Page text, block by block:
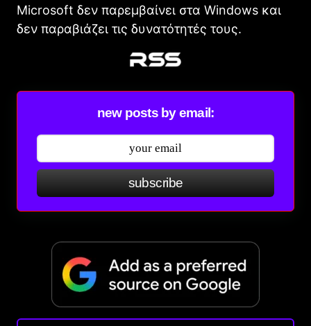
Microsoft δεν παρεμβαίνει στα Windows και
δεν παραβιάζει τις δυνατότητές τους.
new posts by email:
subscribe